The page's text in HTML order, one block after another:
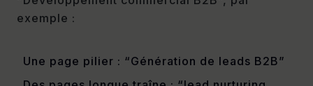
exemple :
Une page pilier : “Génération de leads B2B”